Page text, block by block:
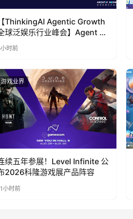
【ThinkingAI Agentic Growth
球泛娱乐行业峰会】Agent 时
代，人到底负责什么
时前
游戏业界
续五年参展！Level Infinite 公
2026科隆游戏展产品阵容
小时前